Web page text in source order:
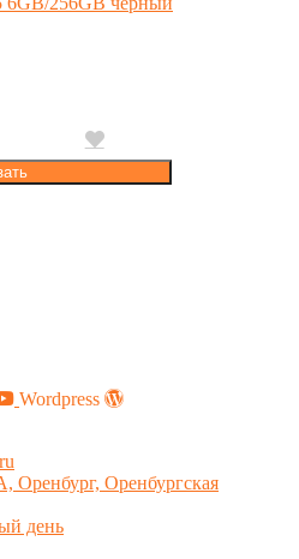
Wordpress
Оренбург, Оренбургская
день